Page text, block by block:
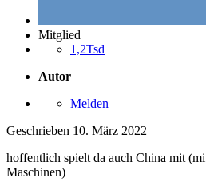
Mitglied
1,2Tsd
Autor
Melden
Geschrieben 10. März 2022
hoffentlich spielt da auch China mit
Maschinen)